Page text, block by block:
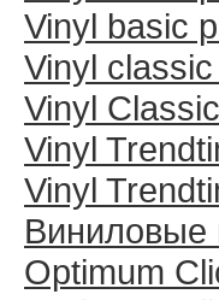
Vinyl basic
Vinyl
Vinyl
Vinyl
Vinyl
Виниловые
Optimum